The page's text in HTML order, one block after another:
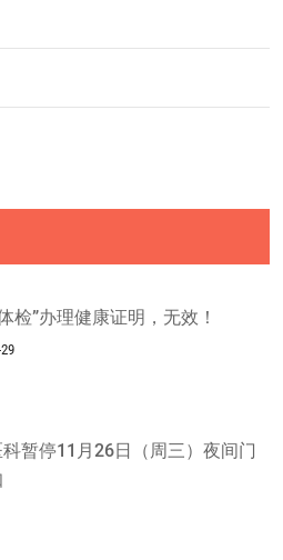
检”办理健康证明，无效！
暂停11月26日（周三）夜间门